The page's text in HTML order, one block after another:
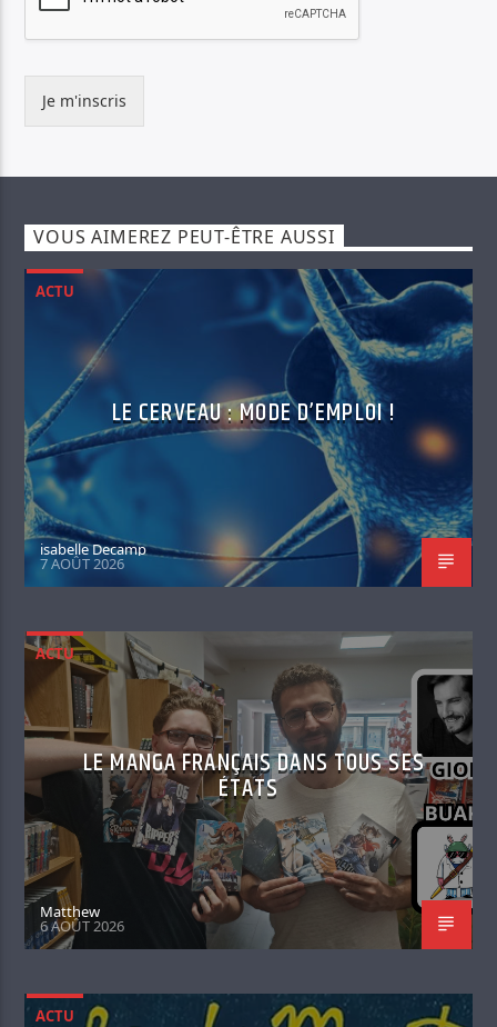
Je m'inscris
VOUS AIMEREZ PEUT-ÊTRE AUSSI
ACTU
LE CERVEAU : MODE D’EMPLOI !
isabelle Decamp
7 AOÛT 2026
ACTU
LE MANGA FRANÇAIS DANS TOUS SES
ÉTATS
Matthew
6 AOÛT 2026
ACTU